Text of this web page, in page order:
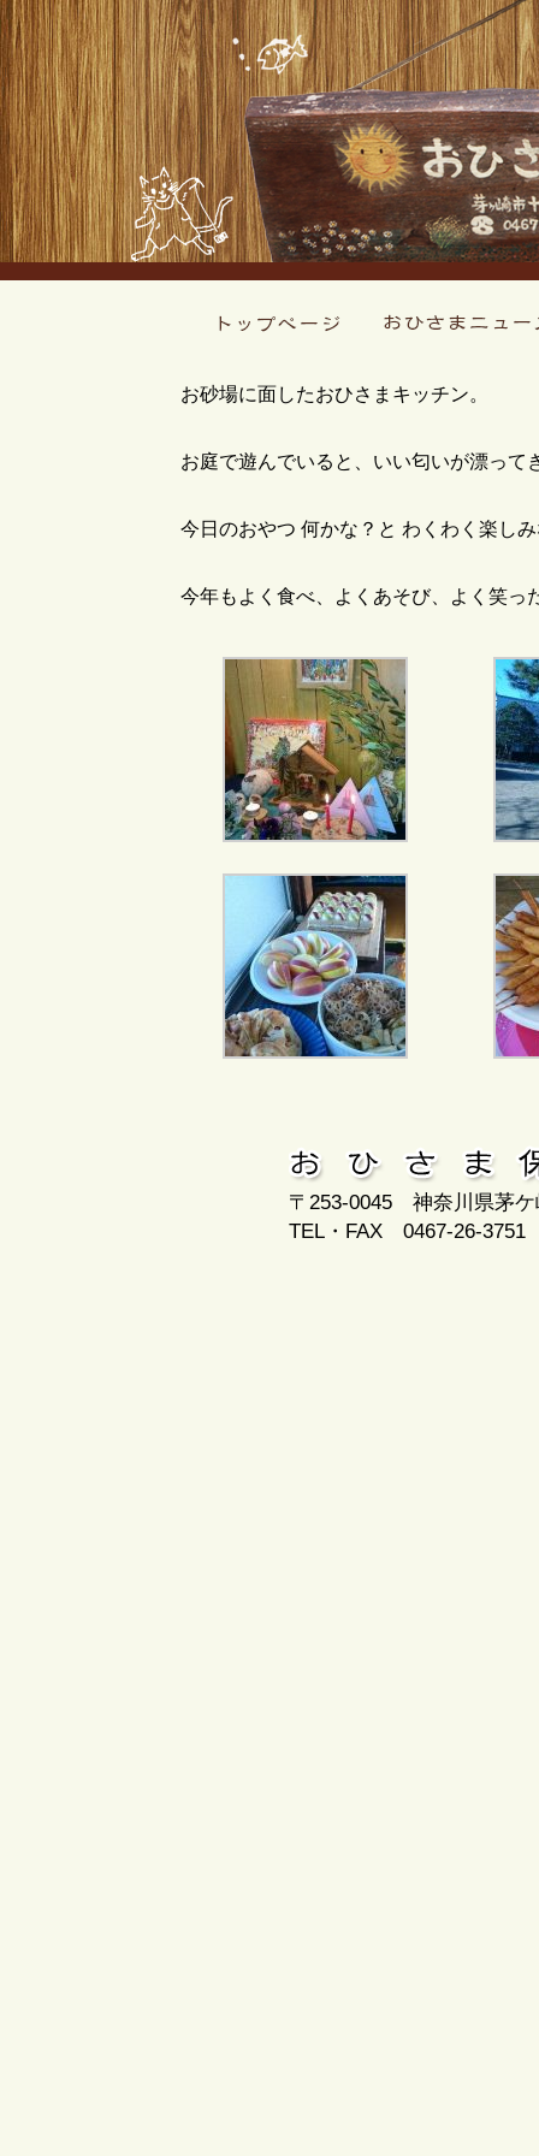
お砂場に面したおひさまキッチン。
お庭で遊んでいると、いい匂いが漂って
今日のおやつ 何かな？と わくわく楽し
今年もよく食べ、よくあそび、よく笑っ
〒253-0045 神奈川県茅ケ
TEL・FAX 0467-26-3751